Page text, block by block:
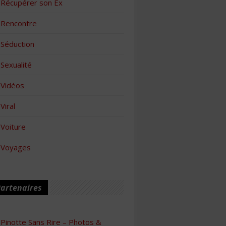
Récupérer son Ex
Rencontre
Séduction
Sexualité
Vidéos
Viral
Voiture
Voyages
Pinotte Sans Rire – Photos &